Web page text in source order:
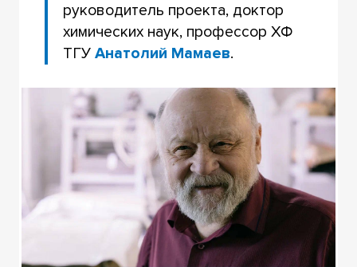
руководитель проекта, доктор
химических наук, профессор ХФ
ТГУАнатолий Мамаев.